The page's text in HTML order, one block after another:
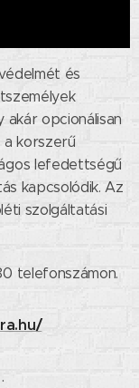
és
akár opcionálisan
a korszerű
lefedettségű
kapcsolódik. Az
szolgáltatási
telefonszámon.